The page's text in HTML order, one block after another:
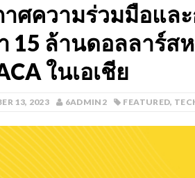
าศความร่วมมือแล
15 ล้านดอลลาร์สห
ในเอเชีย
13, 2023 6ADMIN2 FEATURED,